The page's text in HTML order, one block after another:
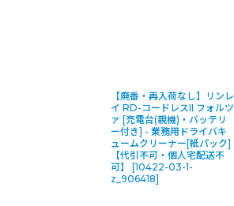
【廃番・再入荷なし】リンレ
イ RD-コードレスII フォルツ
ァ [充電台(親機)・バッテリ
ー付き] - 業務用ドライバキ
ュームクリーナー[紙パック]
【代引不可・個人宅配送不
可】
[10422-03-1-
z_906418]